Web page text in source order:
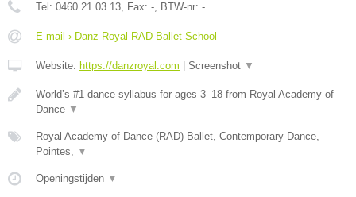
Tel: 0460 21 03 13, Fax: -, BTW-nr: -
E-mail › Danz Royal RAD Ballet School
Website: https://danzroyal.com Screenshot ▼
World’s #1 dance syllabus for ages 3–18 from Royal Academy of
Dance ▼
Royal Academy of Dance (RAD) Ballet, Contemporary Dance,
Pointes, ▼
Openingstijden ▼